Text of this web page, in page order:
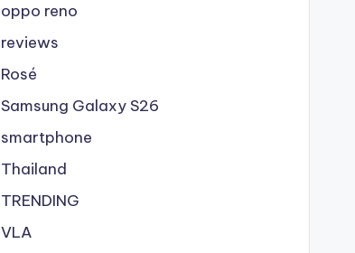
oppo reno
reviews
Rosé
Samsung Galaxy S26
smartphone
Thailand
TRENDING
VLA